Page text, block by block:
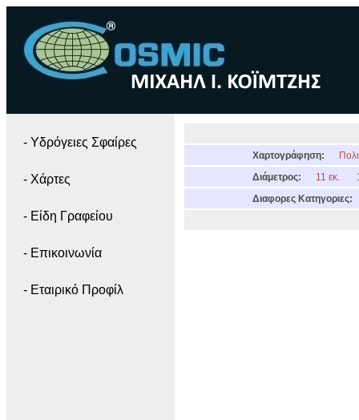
- Yδρόγειες Σφαίρες
- Χάρτες
- Είδη Γραφείου
- Επικοινωνία
- Εταιρικό Προφίλ
Χαρτογράφηση:
Διάμετρος:
11 εκ.
Διαφορες Κατηγοριες: